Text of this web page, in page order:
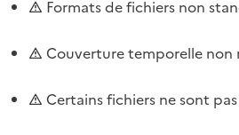
Formats de fichiers non
Couverture temporelle non
Certains fichiers ne sont